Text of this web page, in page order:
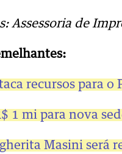
Assessoria de
recursos para
1 mi para nova
Masini será